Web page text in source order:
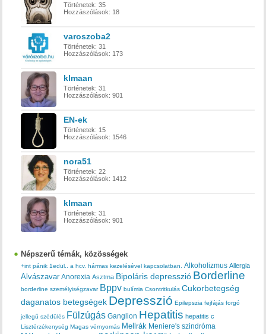
Történetek: 35
Hozzászólások: 18
varoszoba2
Történetek: 31
Hozzászólások: 173
klmaan
Történetek: 31
Hozzászólások: 901
EN-ek
Történetek: 15
Hozzászólások: 1546
nora51
Történetek: 22
Hozzászólások: 1412
klmaan
Történetek: 31
Hozzászólások: 901
Népszerű témák, közösségek
+int pánik 1edül.. a hcv. hármas kezelésével kapcsolatban. Alkoholizmus Allergia
Alvászavar Anorexia Asztma Bipoláris depresszió Borderline
borderline személyiségzavar Bppv bulímia Csontritkulás Cukorbetegség
daganatos betegségek Depresszió Epilepszia fejfájás forgó
jellegű szédülés Fülzúgás Ganglion Hepatitis hepatitis c
Lisztérzékenység Magas vérnyomás Mellrák Meniere's szindróma